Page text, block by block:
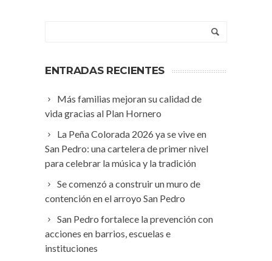
ENTRADAS RECIENTES
Más familias mejoran su calidad de
vida gracias al Plan Hornero
La Peña Colorada 2026 ya se vive en
San Pedro: una cartelera de primer nivel
para celebrar la música y la tradición
Se comenzó a construir un muro de
contención en el arroyo San Pedro
San Pedro fortalece la prevención con
acciones en barrios, escuelas e
instituciones